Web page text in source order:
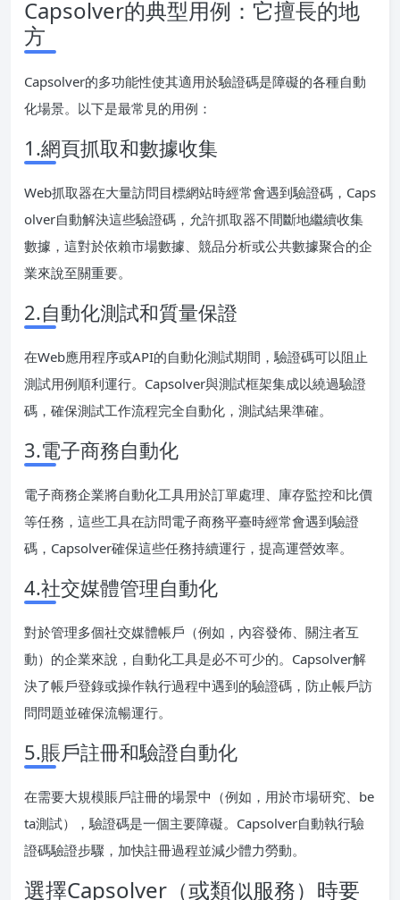
Capsolver的典型用例：它擅長的地
方
Capsolver的多功能性使其適用於驗證碼是障礙的各種自動
化場景。以下是最常見的用例：
1.網頁抓取和數據收集
Web抓取器在大量訪問目標網站時經常會遇到驗證碼，Caps
olver自動解決這些驗證碼，允許抓取器不間斷地繼續收集
數據，這對於依賴市場數據、競品分析或公共數據聚合的企
業來說至關重要。
2.自動化測試和質量保證
在Web應用程序或API的自動化測試期間，驗證碼可以阻止
測試用例順利運行。Capsolver與測試框架集成以繞過驗證
碼，確保測試工作流程完全自動化，測試結果準確。
3.電子商務自動化
電子商務企業將自動化工具用於訂單處理、庫存監控和比價
等任務，這些工具在訪問電子商務平臺時經常會遇到驗證
碼，Capsolver確保這些任務持續運行，提高運營效率。
4.社交媒體管理自動化
對於管理多個社交媒體帳戶（例如，內容發佈、關注者互
動）的企業來說，自動化工具是必不可少的。Capsolver解
決了帳戶登錄或操作執行過程中遇到的驗證碼，防止帳戶訪
問問題並確保流暢運行。
5.賬戶註冊和驗證自動化
在需要大規模賬戶註冊的場景中（例如，用於市場研究、be
ta測試），驗證碼是一個主要障礙。Capsolver自動執行驗
證碼驗證步驟，加快註冊過程並減少體力勞動。
選擇Capsolver（或類似服務）時要